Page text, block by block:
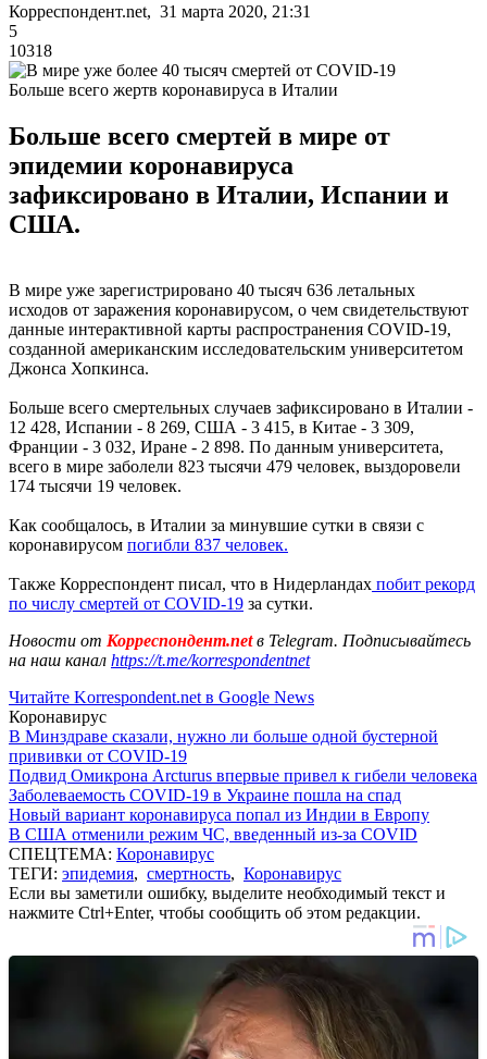
Корреспондент.net, 31 марта 2020, 21:31
5
10318
Больше всего жертв коронавируса в Италии
Больше всего смертей в мире от
эпидемии коронавируса
зафиксировано в Италии, Испании и
США.
В мире уже зарегистрировано 40 тысяч 636 летальных
исходов от заражения коронавирусом, о чем свидетельствуют
данные интерактивной карты распространения COVID-19,
созданной американским исследовательским университетом
Джонса Хопкинса.
Больше всего смертельных случаев зафиксировано в Италии -
12 428, Испании - 8 269, США - 3 415, в Китае - 3 309,
Франции - 3 032, Иране - 2 898. По данным университета,
всего в мире заболели 823 тысячи 479 человек, выздоровели
174 тысячи 19 человек.
Как сообщалось, в Италии за минувшие сутки в связи с
коронавирусом погибли 837 человек.
Также Корреспондент писал, что в Нидерландах побит рекорд
по числу смертей от COVID-19 за сутки.
Новости от Корреспондент.netв Telegram. Подписывайтесь
на наш канал https://t.me/korrespondentnet
Читайте Korrespondent.net в Google News
Коронавирус
В Минздраве сказали, нужно ли больше одной бустерной
прививки от COVID-19
Подвид Омикрона Arcturus впервые привел к гибели человека
Заболеваемость COVID-19 в Украине пошла на спад
Новый вариант коронавируса попал из Индии в Европу
В США отменили режим ЧС, введенный из-за COVID
СПЕЦТЕМА: Коронавирус
ТЕГИ: эпидемия, смертность, Коронавирус
Если вы заметили ошибку, выделите необходимый текст и
нажмите Ctrl+Enter, чтобы сообщить об этом редакции.